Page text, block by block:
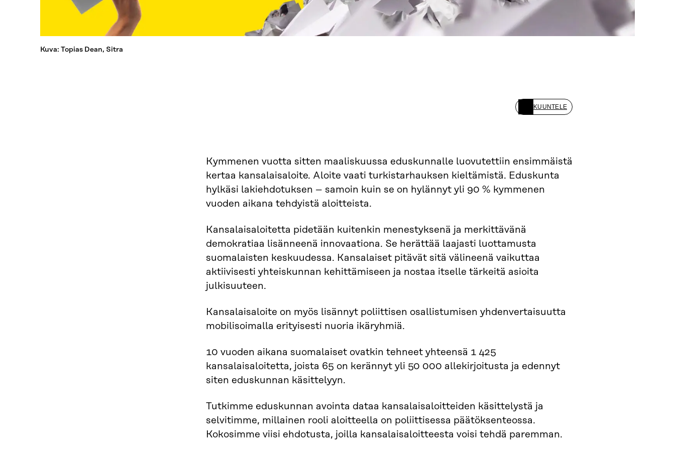
Kuva: Topias Dean, Sitra
KUUNTELE
Kymmenen vuotta sitten maaliskuussa eduskunnalle luovutettiin ensimmäistä
kertaa kansalaisaloite. Aloite vaati turkistarhauksen kieltämistä. Eduskunta
hylkäsi lakiehdotuksen – samoin kuin se on hylännyt yli 90 % kymmenen
vuoden aikana tehdyistä aloitteista.
Kansalaisaloitetta pidetään kuitenkin menestyksenä ja merkittävänä
demokratiaa lisänneenä innovaationa. Se herättää laajasti luottamusta
suomalaisten keskuudessa. Kansalaiset pitävät sitä välineenä vaikuttaa
aktiivisesti yhteiskunnan kehittämiseen ja nostaa itselle tärkeitä asioita
julkisuuteen.
Kansalaisaloite on myös lisännyt poliittisen osallistumisen yhdenvertaisuutta
mobilisoimalla erityisesti nuoria ikäryhmiä.
10 vuoden aikana suomalaiset ovatkin tehneet yhteensä 1 425
kansalaisaloitetta, joista 65 on kerännyt yli 50 000 allekirjoitusta ja edennyt
siten eduskunnan käsittelyyn.
Tutkimme eduskunnan avointa dataa kansalaisaloitteiden käsittelystä ja
selvitimme, millainen rooli aloitteella on poliittisessa päätöksenteossa.
Kokosimme viisi ehdotusta, joilla kansalaisaloitteesta voisi tehdä paremman.